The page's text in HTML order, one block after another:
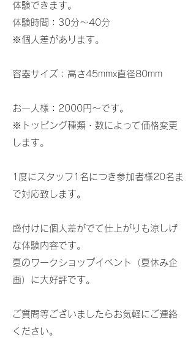
体験できます。
体験時間：30分～40分
※個人差があります。
容器サイズ：高さ45mmx直径80mm
お一人様：2000円～です。
​※トッピング種類・数によって価格変更
します。
1度にスタッフ1名につき参加者様20名ま
で対応致します。
盛付けに個人差がでて仕上がりも涼しげ
な体験内容です。
夏のワークショップイベント（夏休み企
画）に大好評です。
​ご質問等ございましたらお気軽にご連絡
ください。